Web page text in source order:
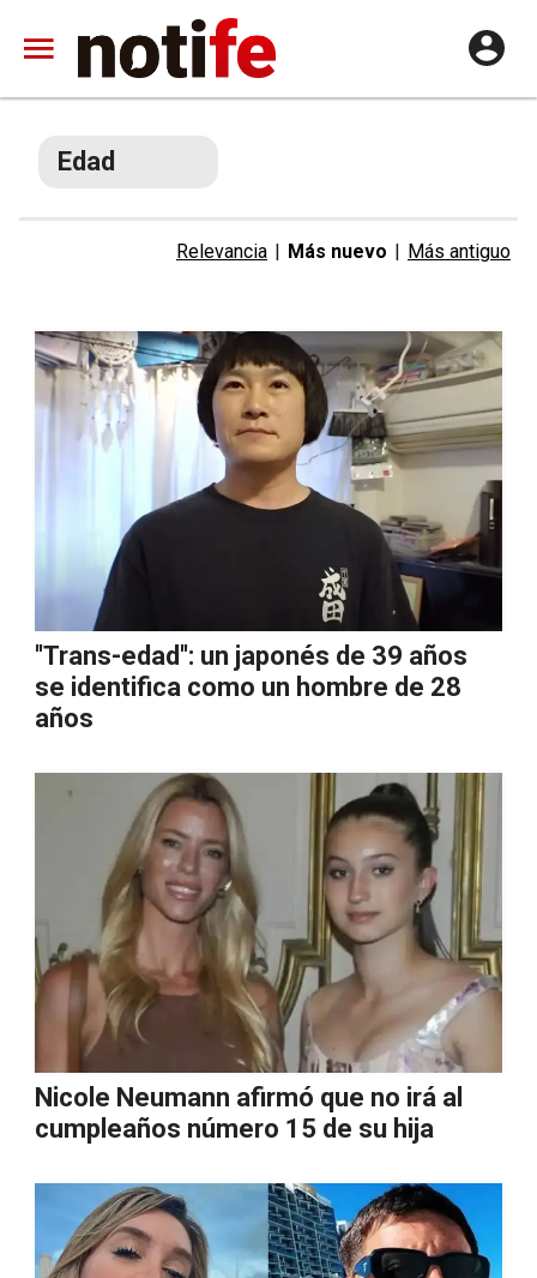
Edad
Relevancia | Más nuevo | Más antiguo
''Trans-edad'': un japonés de 39 años
se identifica como un hombre de 28
años
Nicole Neumann afirmó que no irá al
cumpleaños número 15 de su hija